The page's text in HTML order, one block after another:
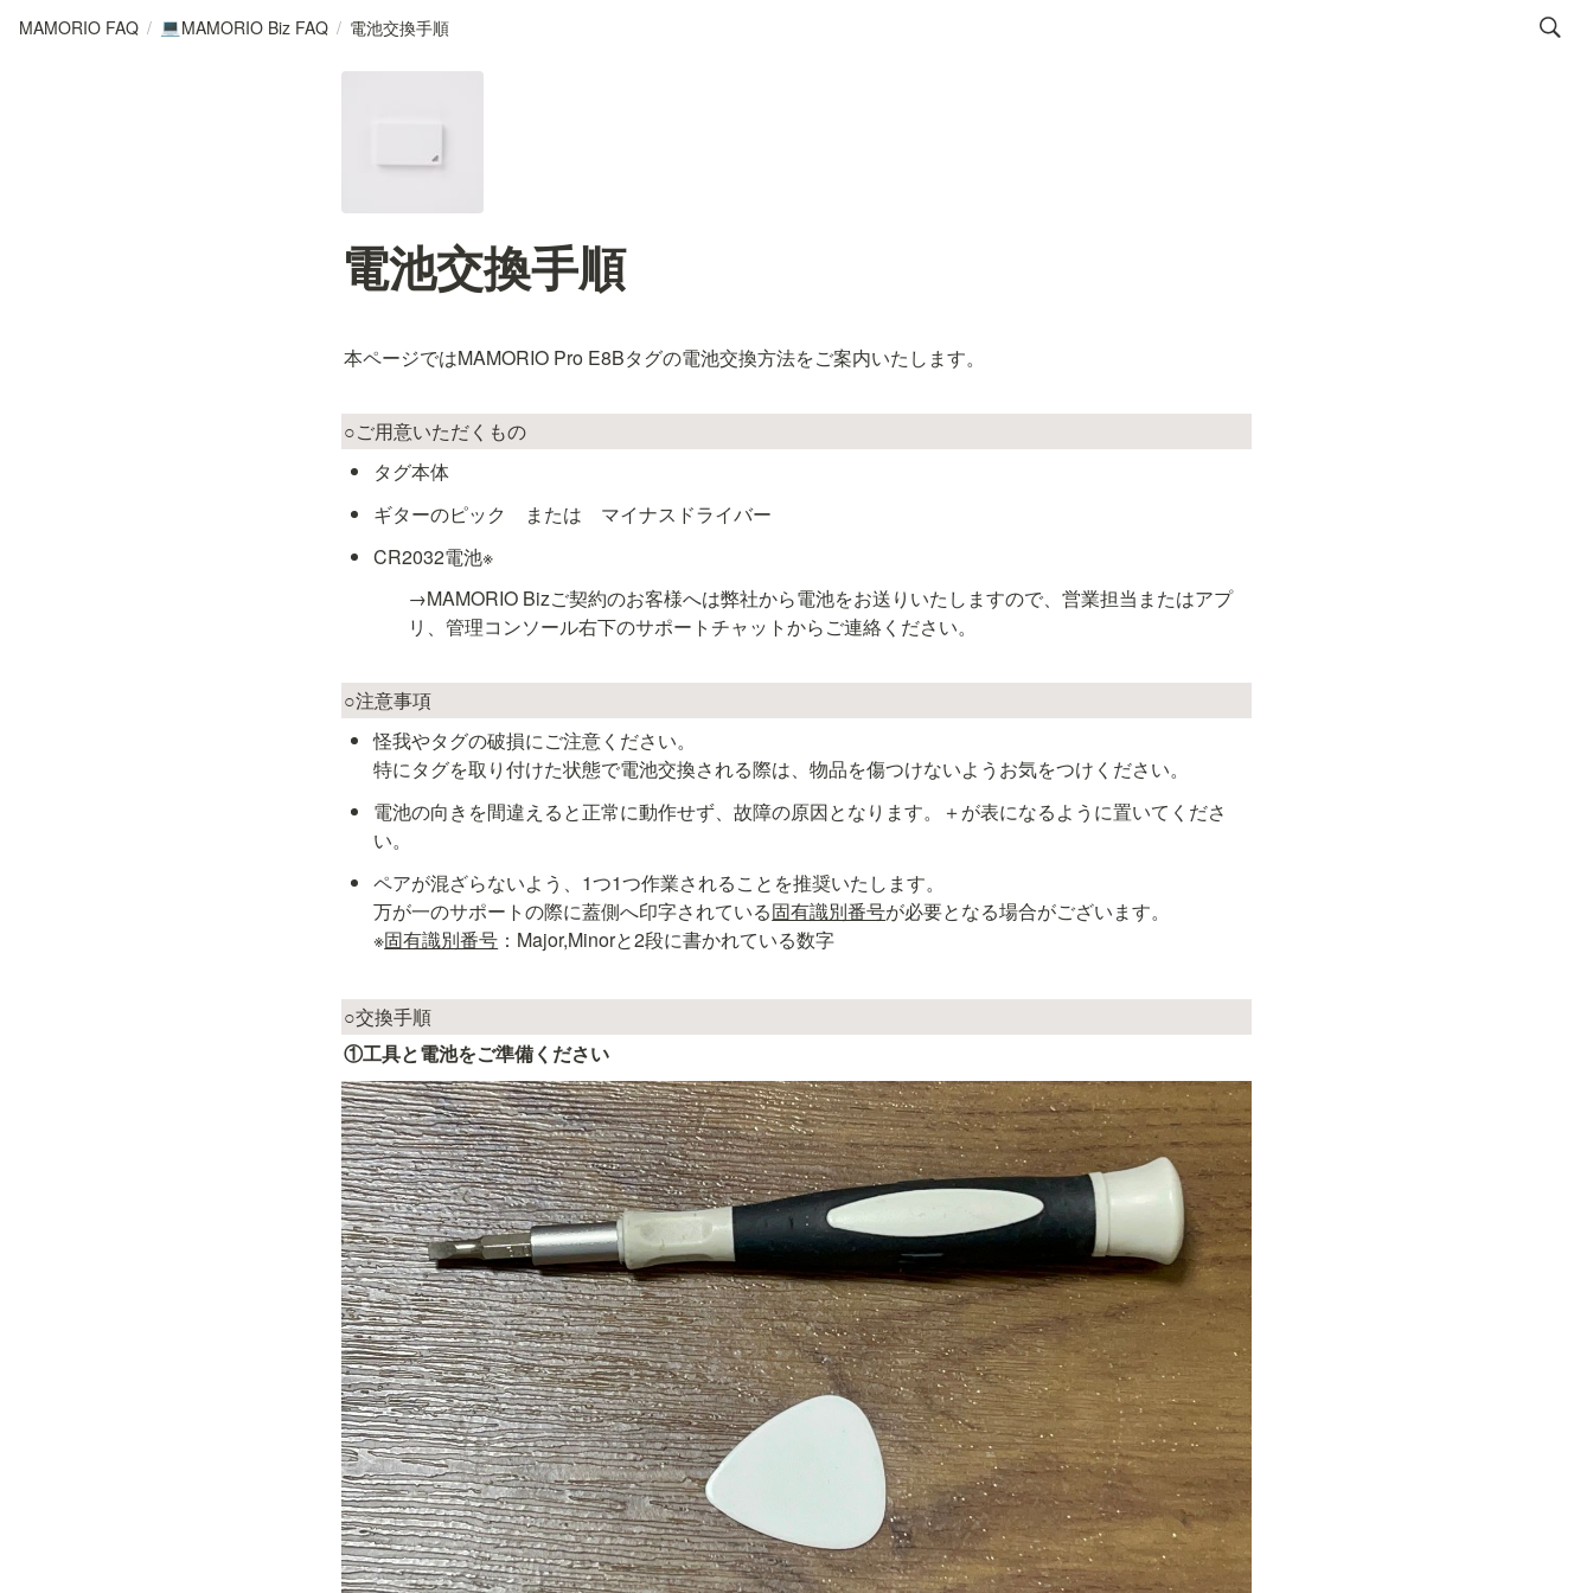
MAMORIO FAQ / 💻 MAMORIO Biz FAQ / 電池交換手順
電池交換手順
本ページではMAMORIO Pro E8Bタグの電池交換方法をご案内いたします。
○ご用意いただくもの
タグ本体
ギターのピック　または　マイナスドライバー
CR2032電池※
→MAMORIO Bizご契約のお客様へは弊社から電池をお送りいたしますので、営業担当またはアプ
リ、管理コンソール右下のサポートチャットからご連絡ください。
○注意事項
怪我やタグの破損にご注意ください。
特にタグを取り付けた状態で電池交換される際は、物品を傷つけないようお気をつけください。
電池の向きを間違えると正常に動作せず、故障の原因となります。＋が表になるように置いてくださ
い。
ペアが混ざらないよう、1つ1つ作業されることを推奨いたします。
万が一のサポートの際に蓋側へ印字されている固有識別番号が必要となる場合がございます。
※固有識別番号 ：Major,Minorと2段に書かれている数字
○交換手順
①工具と電池をご準備ください